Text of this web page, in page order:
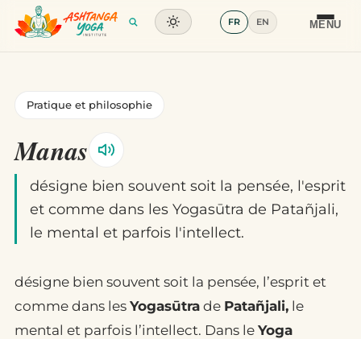
MENU
Formation
Glossaire
Contact
FR EN
Pratique et philosophie
Manas
désigne bien souvent soit la pensée, l'esprit
et comme dans les Yogasūtra de Patañjali,
le mental et parfois l'intellect.
désigne bien souvent soit la pensée, l’esprit et
comme dans les Yogasūtra de Patañjali, le
mental et parfois l’intellect. Dans le Yoga